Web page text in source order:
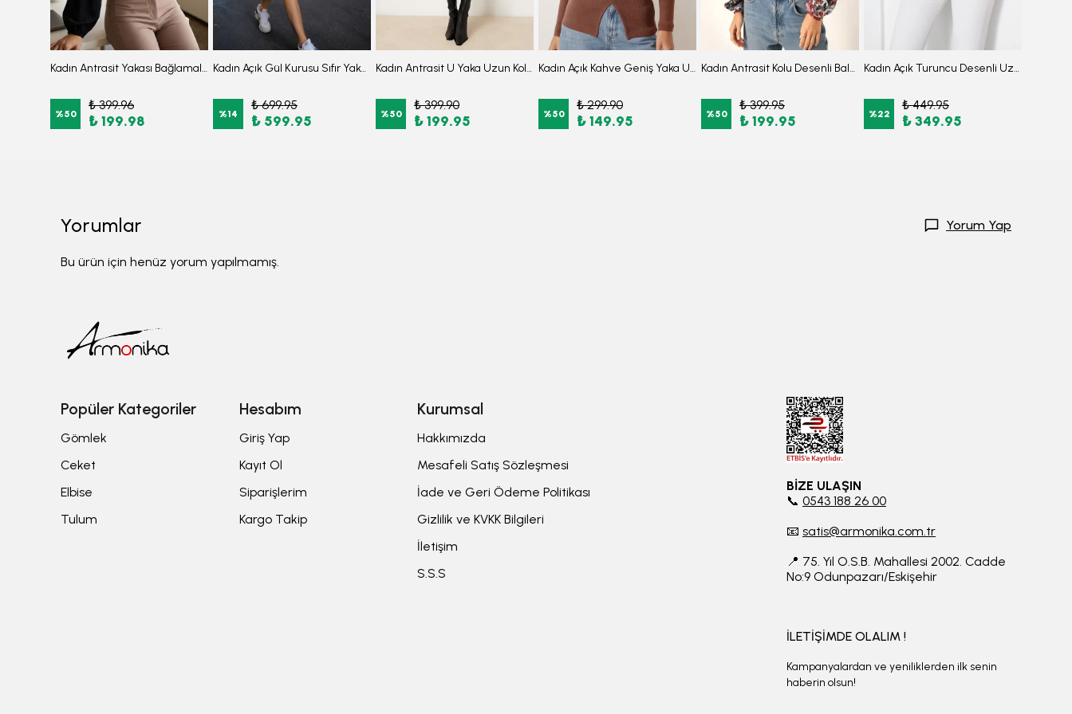
Kadın Antrasit Yakası Bağlamalı Kolu Lastikli Bluz ARM-25K001096
%50
₺ 399.96
₺ 199.98
Kadın Açık Gül Kurusu Sıfır Yaka Etek Ucu Volanlı Kısa Kol Fermuarlı Elbise ARM-26Y001057
%14
₺ 699.95
₺ 599.95
Kadın Antrasit U Yaka Uzun Kollu Etek Ucu Fırfırlı Likralı Elbise ARM-26K001012
%50
₺ 399.90
₺ 199.95
Kadın Açık Kahve Geniş Yaka Uzun Kollu Önden Yırtmaçlı Düğmeli Bluz ARM-26K001008
%50
₺ 299.90
₺ 149.95
Kadın Antrasit Kolu Desenli Balonlu Triko Kazak ARM-20K081001
%50
₺ 399.95
₺ 199.95
Kadın Açık Turuncu Desenli Uzun Kol Gömlek ARM-24K001023
%22
₺ 449.95
₺ 349.95
Yorumlar Yorum Yap
Bu ürün için henüz yorum yapılmamış.
Popüler Kategoriler
Gömlek
Ceket
Elbise
Tulum
Hesabım
Giriş Yap
Kayıt Ol
Siparişlerim
Kargo Takip
Kurumsal
Hakkımızda
Mesafeli Satış Sözleşmesi
İade ve Geri Ödeme Politikası
Gizlilik ve KVKK Bilgileri
İletişim
S.S.S
BİZE ULAŞIN
📞 0543 188 26 00
📧 satis@armonika.com.tr
📍 75. Yıl O.S.B. Mahallesi 2002. Cadde
No:9 Odunpazarı/Eskişehir
İLETİŞİMDE OLALIM !
Kampanyalardan ve yeniliklerden ilk senin
haberin olsun!